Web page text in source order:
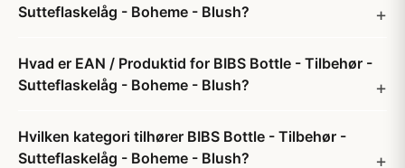
Sutteflaskelåg - Boheme - Blush?
Hvad er EAN / Produktid for BIBS Bottle - Tilbehør -
Sutteflaskelåg - Boheme - Blush?
Hvilken kategori tilhører BIBS Bottle - Tilbehør -
Sutteflaskelåg - Boheme - Blush?